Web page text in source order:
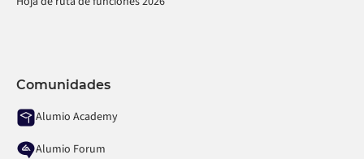
Comunidades
Alumio Academy
Alumio Forum